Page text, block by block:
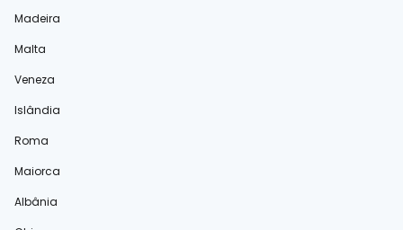
Madeira
Malta
Veneza
Islândia
Roma
Maiorca
Albânia